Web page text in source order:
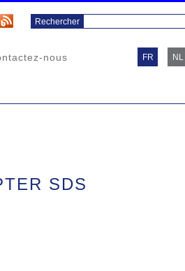
nous FR NL
SDS